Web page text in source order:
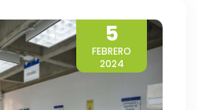
5
FEBRERO
2024